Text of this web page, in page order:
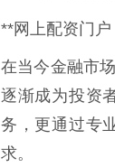
**网上配资门
在当今金融市
逐渐成为投资
务，更通过专
求。